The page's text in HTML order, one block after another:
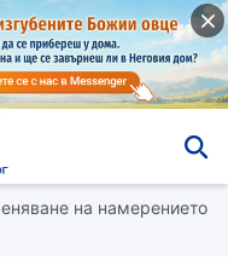
на намерението